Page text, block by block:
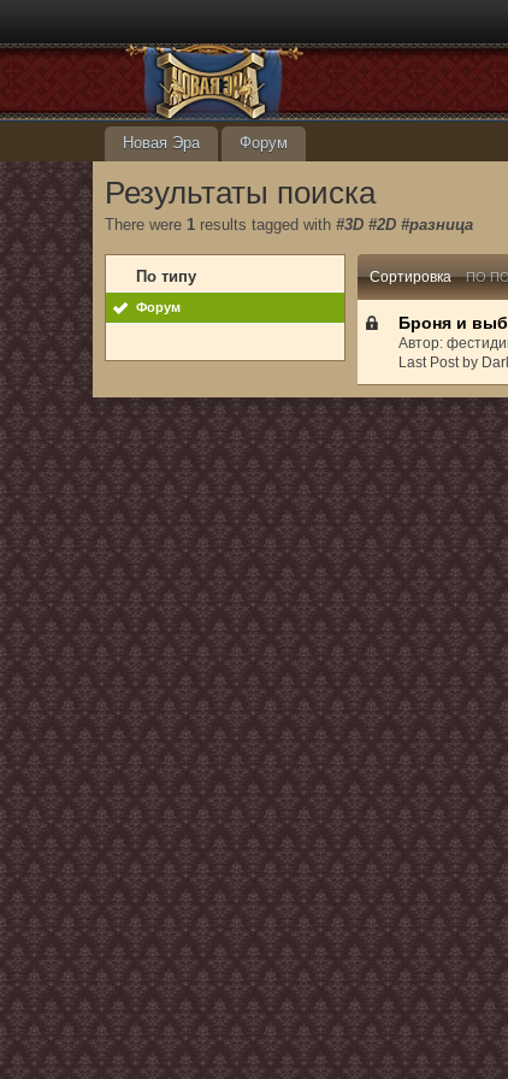
Новая Эра Форум
Результаты поиска
There were 1 results tagged with#3D #2D #разница
По типу
Форум
Сортировка ПО
Броня и
Автор:
Last Post by